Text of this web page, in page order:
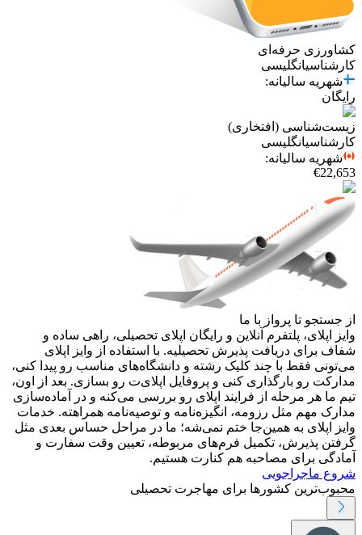
کشاورزی حرفه‌ای
کارشناسیانگلیسی
شهریه سالیانه:
رایگان
زیست‌شناسی (افتخاری)
کارشناسیانگلیسی
شهریه سالیانه:
€22,653
از جستجو تا پرواز با ما
وایز اپلای، پلتفرم آنلاین و رایگان اپلای تحصیلی، راهی ساده و
شفاف برای دریافت پذیرش تحصیلیه. با استفاده از وایز اپلای
می‌تونی فقط با چند کلیک رشته و دانشگاه‌های مناسب رو پیدا کنی،
مدارکت رو بارگذاری کنی و پروفایل اپلای‌ت رو بسازی. بعد از اون،
تیم ما هر مرحله از فرایند اپلای رو بررسی می‌کنه و در آماده‌سازی
مدارک مهم مثل رزومه، انگیزه‌نامه و توصیه‌نامه همراهته. خدمات
وایز اپلای به همین‌جا ختم نمی‌شه؛ ما در مراحل حساس بعدی مثل
گرفتن پذیرش، تکمیل فرم‌های مربوطه، تعیین وقت سفارت و
آمادگی برای مصاحبه هم کنارت هستیم.
شروع ماجراجویی
محبوب‌ترین کشورها برای مهاجرت تحصیلی